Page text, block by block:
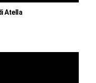
Atella